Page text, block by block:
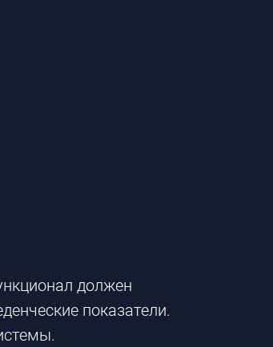
должен
показатели.